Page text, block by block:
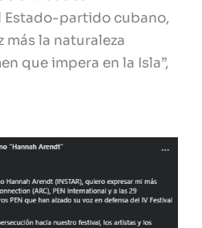
Estado-partido cubano,
más la naturaleza
que impera en la Isla”,